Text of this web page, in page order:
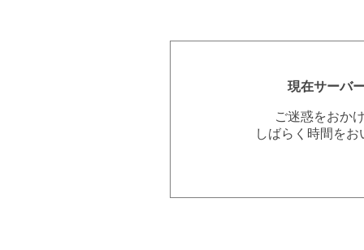
現在サーバ
ご迷惑をおか
しばらく時間を